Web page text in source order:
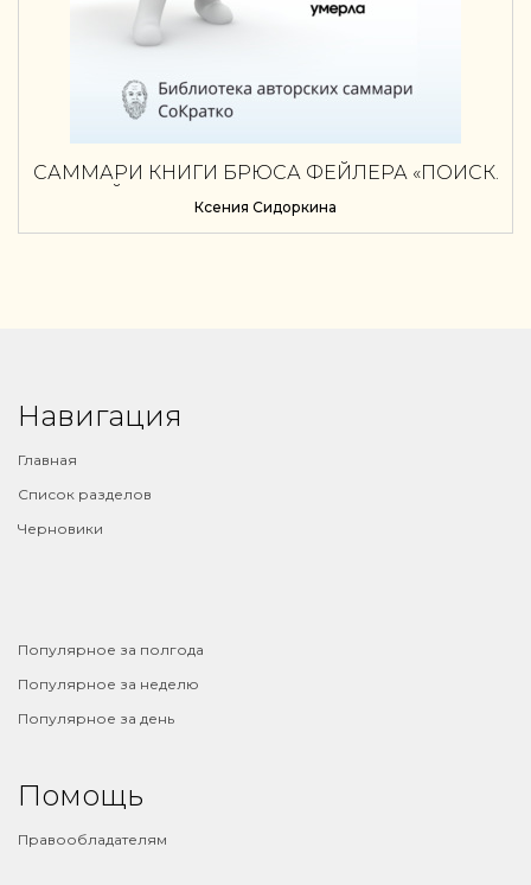
САММАРИ КНИГИ БРЮСА ФЕЙЛЕРА «ПОИСК.
ПРИВЫЧНАЯ КАРЬЕРА УМЕРЛА»
Ксения Сидоркина
Навигация
Главная
Список разделов
Черновики
Популярное за полгода
Популярное за неделю
Популярное за день
Помощь
Правообладателям